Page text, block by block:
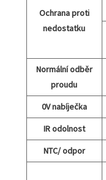
Ochrana proti
nedostatku
Normální odběr
proudu
0V nabíječka
IR odolnost
NTC/ odpor